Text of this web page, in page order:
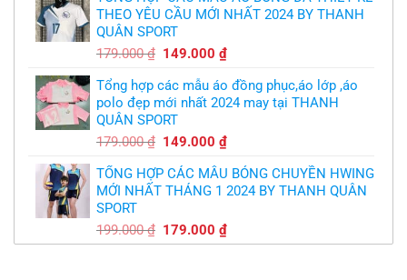
350.000 ₫.là:
THEO YÊU CẦU MỚI NHẤT 2024 BY THANH
QUÂN SPORT
179.000₫ Giá
là:
179.000 ₫.
149.000₫Giá
tại
là:
Tổng hợp các mẫu áo đồng phục,áo lớp ,áo
polo đẹp mới nhất 2024 may tại THANH
QUÂN SPORT
179.000₫ Giá
là:
179.000 ₫.
149.000₫Giá
tại
là:
TỔNG HỢP CÁC MẪU BÓNG CHUYỀN HWING
MỚI NHẤT THÁNG 1 2024 BY THANH QUÂN
SPORT
199.000₫ Giá
gốc
179.000₫Giá
hiện